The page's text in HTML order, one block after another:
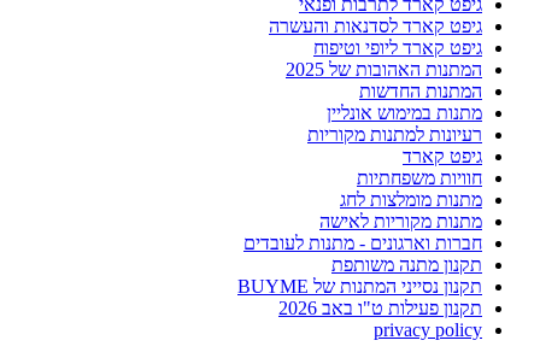
גיפט קארד לתרבות ופנאי
גיפט קארד לסדנאות והעשרה
גיפט קארד ליופי וטיפוח
המתנות האהובות של 2025
המתנות החדשות
מתנות במימוש אונליין
רעיונות למתנות מקוריות
גיפט קארד
חוויות משפחתיות
מתנות מומלצות לחג
מתנות מקוריות לאישה
חברות וארגונים - מתנות לעובדים
תקנון מתנה משותפת
תקנון נסייני המתנות של BUYME
תקנון פעילות ט"ו באב 2026
privacy policy